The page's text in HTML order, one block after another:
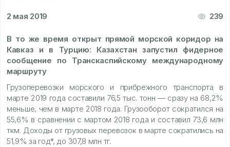
2 мая 2019 239
В то же время открыт прямой морской коридор на
Кавказ и в Турцию: Казахстан запустил фидерное
сообщение по Транскаспийскому международному
маршруту
Грузоперевозки морского и прибрежного транспорта в
марте 2019 года составили 76,5 тыс. тонн — сразу на 68,2%
меньше, чем в марте 2018 года. Грузооборот сократился на
55,6% в сравнении с мартом 2018 года и составил 73,6 млн
ткм. Доходы от грузовых перевозок в марте сократились на
51,9% за год*, до 307,8 млн тг.